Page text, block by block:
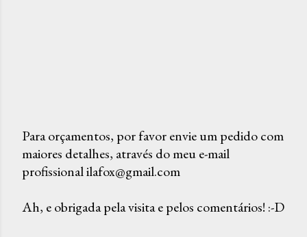
P
o
t
Para orçamentos, por favor envie um pedido com
maiores detalhes, através do meu e-mail
profissional ilafox@gmail.com
Ah, e obrigada pela visita e pelos comentários! :-D